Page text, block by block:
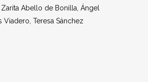
Zarita Abello de Bonilla, Ángel
Viadero, Teresa Sánchez